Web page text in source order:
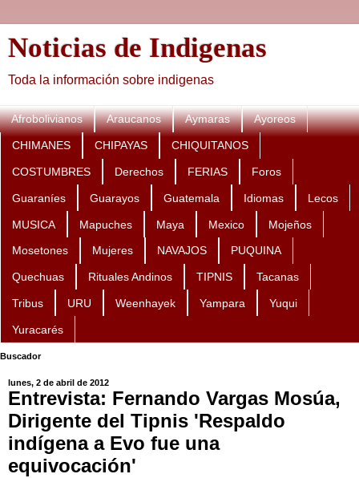
Noticias de Indigenas
Toda la información sobre indigenas
Afrobolivianos Araucanos Aymaras Ayoreos
CHIMANES CHIPAYAS CHIQUITANOS
COSTUMBRES Derechos FERIAS Foros
Guaraníes Guarayos Guatemala Idiomas Lecos
MUSICA Mapuches Maya Mexico Mojeños
Mosetones Mujeres NAVAJOS PUQUINA
Quechuas Rituales Andinos TIPNIS Tacanas
Tribus URU Weenhayek Yampara Yuqui
Yuracarés
Buscador
lunes, 2 de abril de 2012
Entrevista: Fernando Vargas Mosúa,
Dirigente del Tipnis 'Respaldo
indígena a Evo fue una
equivocación'